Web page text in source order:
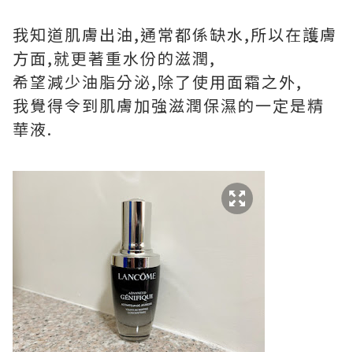
我知道肌膚出油,通常都係缺水,所以在護膚
方面,就更著重水份的滋潤,
希望減少油脂分泌,除了使用面霜之外,
我覺得令到肌膚加強滋潤保濕的一定是精
華液.